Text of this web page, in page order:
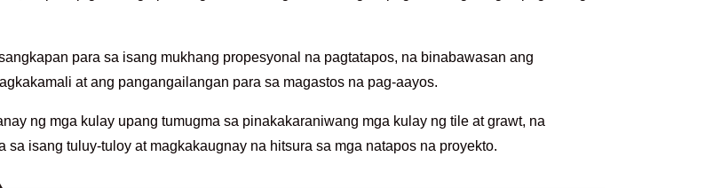
para sa isang mukhang propesyonal na pagtatapos, na binabawasan ang
at ang pangangailangan para sa magastos na pag-aayos.
ng mga kulay upang tumugma sa pinakakaraniwang mga kulay ng tile at grawt, na
sa isang tuluy-tuloy at magkakaugnay na hitsura sa mga natapos na proyekto.